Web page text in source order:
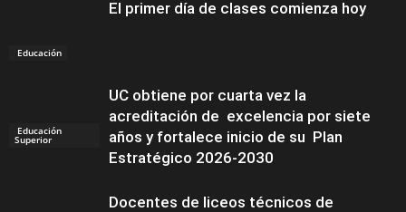
Educación
El primer día de clases comienza hoy
Educación
Superior
UC obtiene por cuarta vez la
acreditación de excelencia por siete
años y fortalece inicio de su Plan
Estratégico 2026-2030
Docentes de liceos técnicos de